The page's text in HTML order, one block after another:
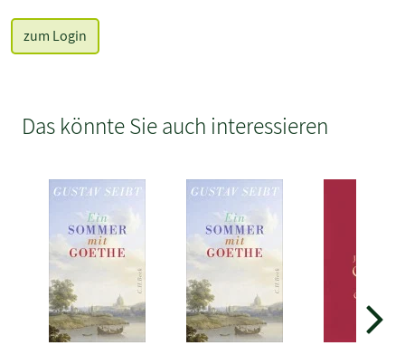
zum Login
Das könnte Sie auch interessieren